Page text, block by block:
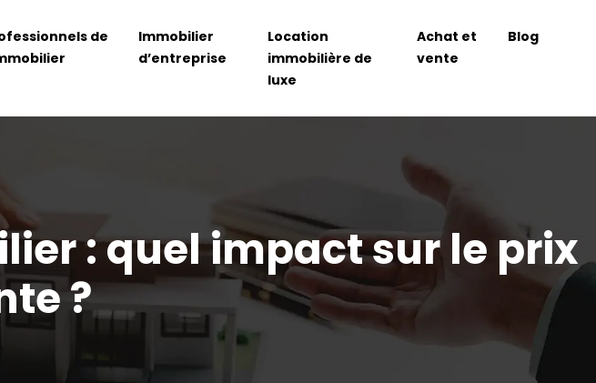
de
Immobilier
d’entreprise
Location
immobilière de
luxe
Achat et
vente
Blog
: quel impact sur le prix
?